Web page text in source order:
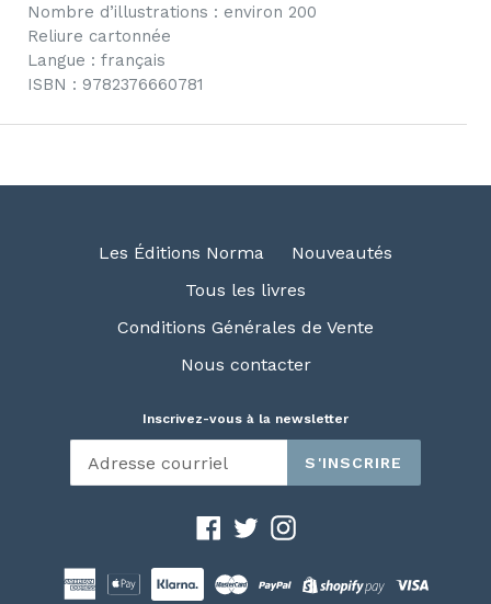
Nombre d’illustrations : environ 200
Reliure cartonnée
Langue : français
ISBN : 9782376660781
Les Éditions Norma
Nouveautés
Tous les livres
Conditions Générales de Vente
Nous contacter
Inscrivez-vous à la newsletter
S'INSCRIRE
Facebook
TwitterInstagram